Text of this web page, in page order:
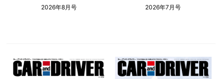
2026年8月号 2026年7月号